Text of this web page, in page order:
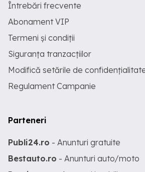
Întrebări frecvente
Abonament VIP
Termeni și condiții
Siguranța tranzacțiilor
Modifică setările de
Regulament Campanie
Parteneri
Publi24.ro - Anunturi gratuite
Bestauto.ro - Anunturi auto/moto